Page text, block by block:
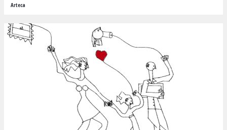
Arteca